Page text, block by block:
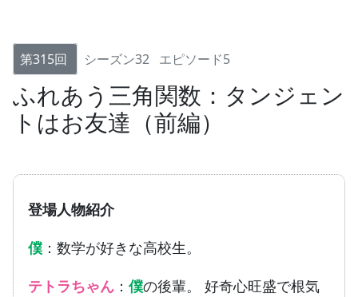
第315回 シーズン32 エピソード5
ふれあう三角関数：タンジェン
トはお友達（前編）
登場人物紹介
僕 ：数学が好きな高校生。
テトラちゃん ： 僕の後輩。 好奇心旺盛で根気